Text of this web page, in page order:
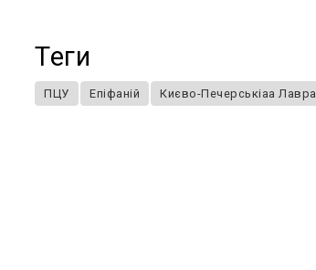
Теги
ПЦУ Епіфаній Києво-Печерськіаа Лавра